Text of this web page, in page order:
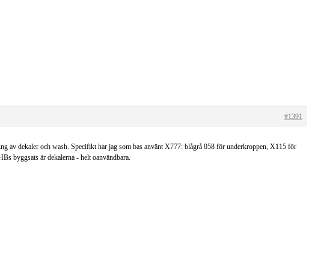
#1391
av dekaler och wash. Specifikt har jag som bas använt X777: blågrå 058 för underkroppen, X115 för
byggsats är dekalerna - helt oanvändbara.